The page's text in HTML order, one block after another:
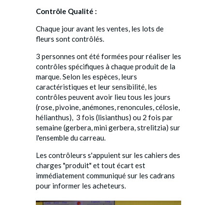
Contrôle Qualité :
Chaque jour avant les ventes, les lots de
fleurs sont contrôlés.
3 personnes ont été formées pour réaliser les
contrôles spécifiques à chaque produit de la
marque. Selon les espèces, leurs
caractéristiques et leur sensibilité, les
contrôles peuvent avoir lieu tous les jours
(rose, pivoine, anémones, renoncules, célosie,
hélianthus), 3 fois (lisianthus) ou 2 fois par
semaine (gerbera, mini gerbera, strelitzia) sur
l'ensemble du carreau.
Les contrôleurs s'appuient sur les cahiers des
charges "produit" et tout écart est
immédiatement communiqué sur les cadrans
pour informer les acheteurs.